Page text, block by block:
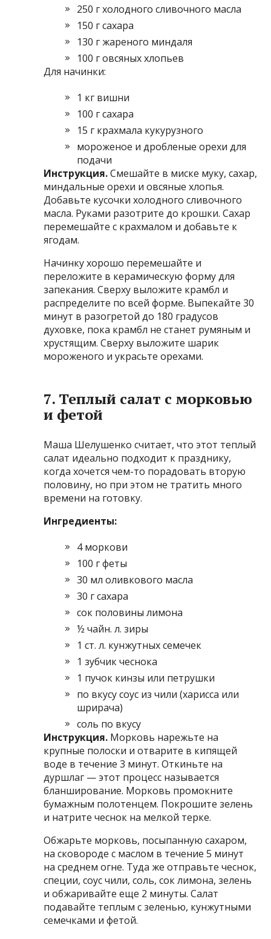
250 г холодного сливочного масла
150 г сахара
130 г жареного миндаля
100 г овсяных хлопьев
Для начинки:
1 кг вишни
100 г сахара
15 г крахмала кукурузного
мороженое и дробленые орехи для
подачи
Инструкция.Смешайте в миске муку, сахар,
миндальные орехи и овсяные хлопья.
Добавьте кусочки холодного сливочного
масла. Руками разотрите до крошки. Сахар
перемешайте с крахмалом и добавьте к
ягодам.
Начинку хорошо перемешайте и
переложите в керамическую форму для
запекания. Сверху выложите крамбл и
распределите по всей форме. Выпекайте 30
минут в разогретой до 180 градусов
духовке, пока крамбл не станет румяным и
хрустящим. Сверху выложите шарик
мороженого и украсьте орехами.
7. Теплый салат с морковью
и фетой
Маша Шелушенко считает, что этот теплый
салат идеально подходит к празднику,
когда хочется чем-то порадовать вторую
половину, но при этом не тратить много
времени на готовку.
Ингредиенты:
4 моркови
100 г феты
30 мл оливкового масла
30 г сахара
сок половины лимона
½ чайн. л. зиры
1 ст. л. кунжутных семечек
1 зубчик чеснока
1 пучок кинзы или петрушки
по вкусу соус из чили (харисса или
шрирача)
соль по вкусу
Инструкция. Морковь нарежьте на
крупные полоски и отварите в кипящей
воде в течение 3 минут. Откиньте на
дуршлаг — этот процесс называется
бланширование. Морковь промокните
бумажным полотенцем. Покрошите зелень
и натрите чеснок на мелкой терке.
Обжарьте морковь, посыпанную сахаром,
на сковороде с маслом в течение 5 минут
на среднем огне. Туда же отправьте чеснок,
специи, соус чили, соль, сок лимона, зелень
и обжаривайте еще 2 минуты. Салат
подавайте теплым с зеленью, кунжутными
семечками и фетой.